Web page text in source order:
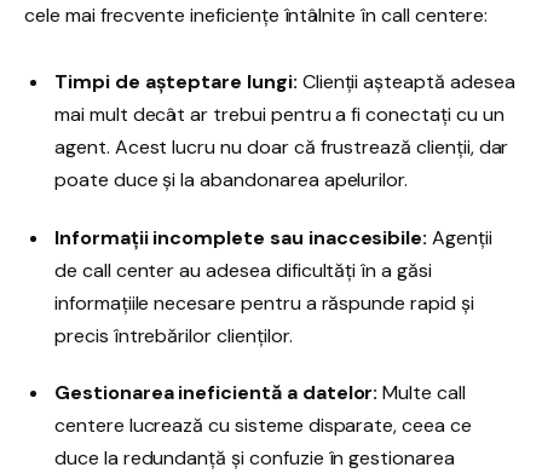
cele mai frecvente ineficiențe întâlnite în call centere:
Timpi de așteptare lungi: Clienții așteaptă adesea
mai mult decât ar trebui pentru a fi conectați cu un
agent. Acest lucru nu doar că frustrează clienții, dar
poate duce și la abandonarea apelurilor.
Informații incomplete sau inaccesibile: Agenții
de call center au adesea dificultăți în a găsi
informațiile necesare pentru a răspunde rapid și
precis întrebărilor clienților.
Gestionarea ineficientă a datelor: Multe call
centere lucrează cu sisteme disparate, ceea ce
duce la redundanță și confuzie în gestionarea